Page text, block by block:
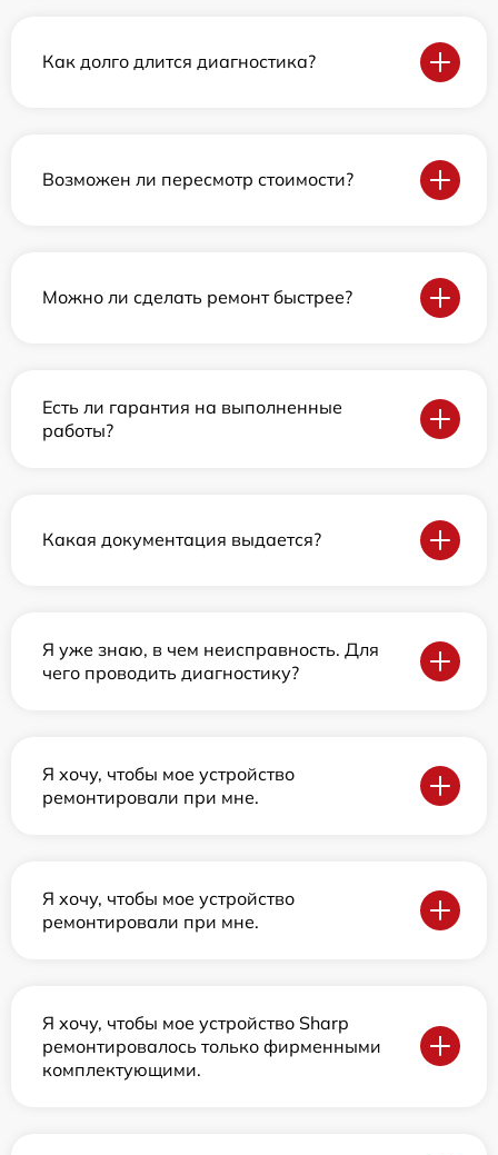
Как долго длится диагностика?
Возможен ли пересмотр стоимости?
Можно ли сделать ремонт быстрее?
Есть ли гарантия на выполненные
работы?
Какая документация выдается?
Я уже знаю, в чем неисправность. Для
чего проводить диагностику?
Я хочу, чтобы мое устройство
ремонтировали при мне.
Я хочу, чтобы мое устройство
ремонтировали при мне.
Я хочу, чтобы мое устройство Sharp
ремонтировалось только фирменными
комплектующими.